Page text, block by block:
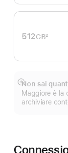
512GB2
Non sai
Maggiore è la
archiviare
Mostra
di
più